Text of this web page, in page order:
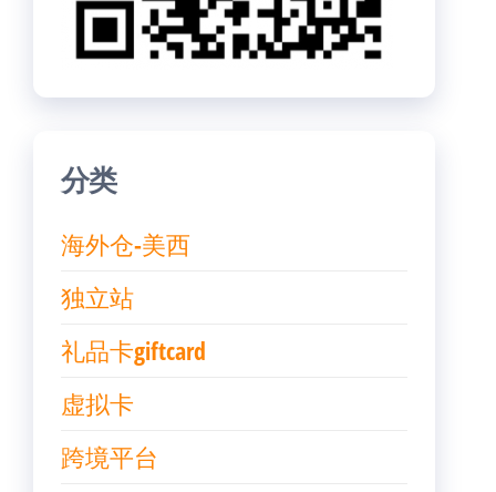
分类
海外仓-美西
独立站
礼品卡giftcard
虚拟卡
跨境平台